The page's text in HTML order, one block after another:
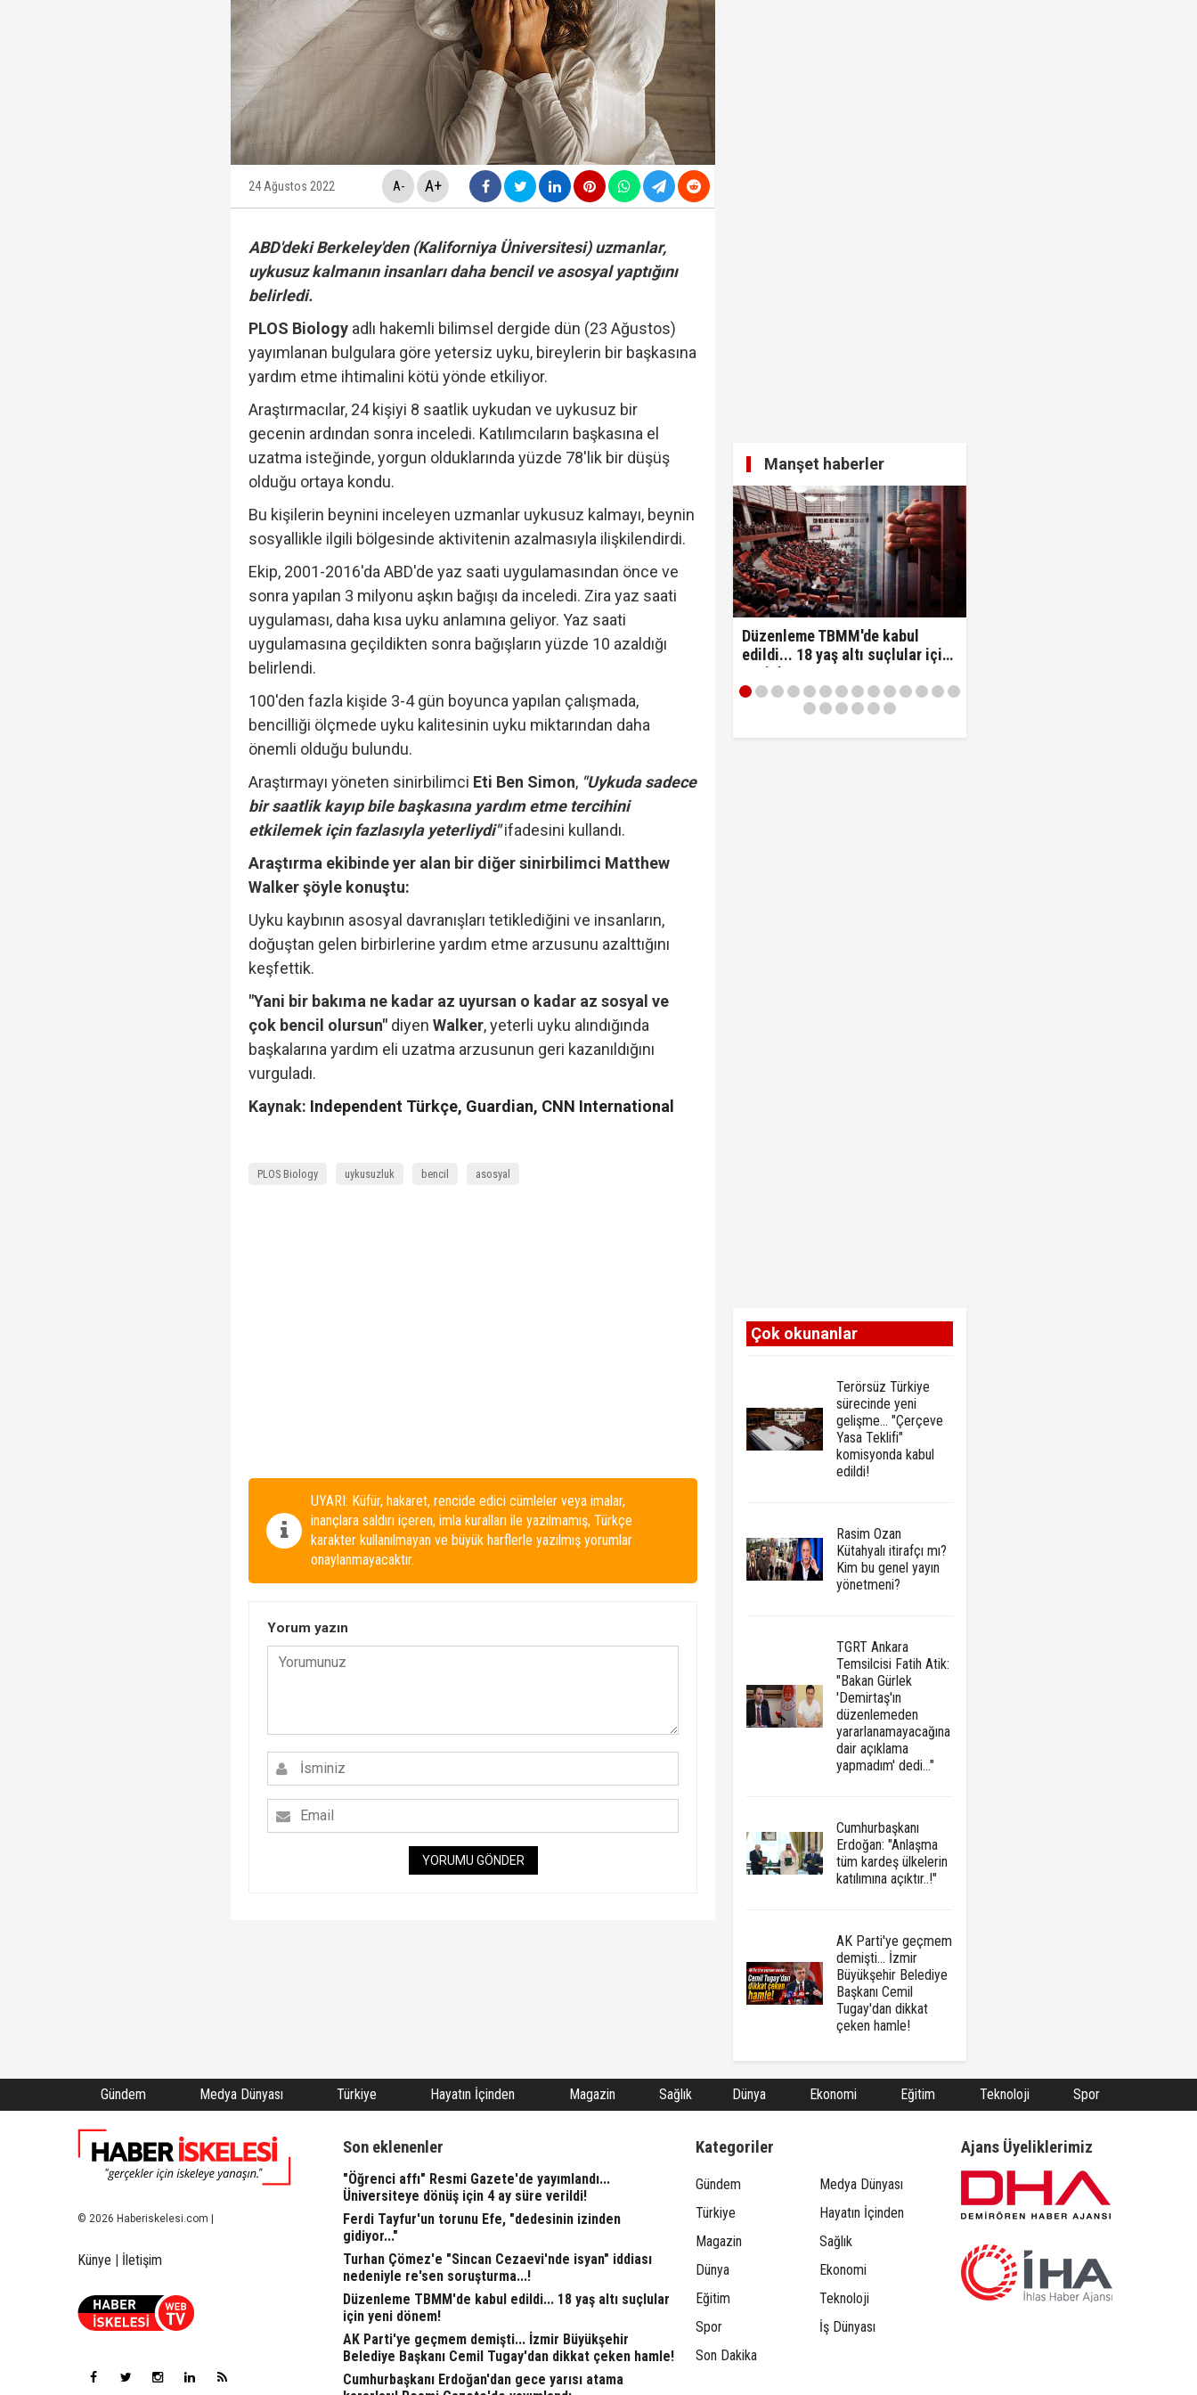
AK Parti'ye geçmem demişti... İzmir Büyükşehir Belediye Başkanı Cemil Tugay'dan dikkat çeken hamle!
Cumhurbaşkanı Erdoğan'dan gece yarısı atama kararları! Resmi Gazete'de yayımlandı…
Rasim Ozan Kütahyalı itirafçı mı? Kim bu genel yayın yönetmeni?
Terörsüz Türkiye sürecinde yeni gelişme... "Çerçeve Yasa Teklifi" komisyonda kabul edildi!
TGRT Ankara Temsilcisi Fatih Atik: "Bakan Gürlek 'Demirtaş'ın düzenlemeden yararlanamayacağına dair açıklama
yapmadım' dedi..."
Cumhurbaşkanı Erdoğan: "Anlaşma tüm kardeş ülkelerin katılımına açıktır..!"
"Öğrenci affı" Resmi Gazete'de yayımlandı... Üniversiteye dönüş için 4 ay süre verildi!
24 Ağustos 2022 A- A+
ABD'deki Berkeley'den (Kaliforniya Üniversitesi) uzmanlar,
uykusuz kalmanın insanları daha bencil ve asosyal yaptığını
belirledi.
PLOS Biology adlı hakemli bilimsel dergide dün (23 Ağustos)
yayımlanan bulgulara göre yetersiz uyku, bireylerin bir başkasına
yardım etme ihtimalini kötü yönde etkiliyor.
Araştırmacılar, 24 kişiyi 8 saatlik uykudan ve uykusuz bir
gecenin ardından sonra inceledi. Katılımcıların başkasına el
uzatma isteğinde, yorgun olduklarında yüzde 78'lik bir düşüş
olduğu ortaya kondu.
Bu kişilerin beynini inceleyen uzmanlar uykusuz kalmayı, beynin
sosyallikle ilgili bölgesinde aktivitenin azalmasıyla ilişkilendirdi.
Ekip, 2001-2016'da ABD'de yaz saati uygulamasından önce ve
sonra yapılan 3 milyonu aşkın bağışı da inceledi. Zira yaz saati
uygulaması, daha kısa uyku anlamına geliyor. Yaz saati
uygulamasına geçildikten sonra bağışların yüzde 10 azaldığı
belirlendi.
100'den fazla kişide 3-4 gün boyunca yapılan çalışmada,
bencilliği ölçmede uyku kalitesinin uyku miktarından daha
önemli olduğu bulundu.
Araştırmayı yöneten sinirbilimci Eti Ben Simon, "Uykuda sadece
bir saatlik kayıp bile başkasına yardım etme tercihini
etkilemek için fazlasıyla yeterliydi"ifadesini kullandı.
Araştırma ekibinde yer alan bir diğer sinirbilimci Matthew
Walker şöyle konuştu:
Uyku kaybının asosyal davranışları tetiklediğini ve insanların,
doğuştan gelen birbirlerine yardım etme arzusunu azalttığını
keşfettik.
"Yani bir bakıma ne kadar az uyursan o kadar az sosyal ve
çok bencil olursun" diyenWalker, yeterli uyku alındığında
başkalarına yardım eli uzatma arzusunun geri kazanıldığını
vurguladı.
Kaynak: Independent Türkçe, Guardian, CNN International
PLOS Biology uykusuzluk bencil asosyal
UYARI: Küfür, hakaret, rencide edici cümleler veya imalar,
inançlara saldırı içeren, imla kuralları ile yazılmamış, Türkçe
karakter kullanılmayan ve büyük harflerle yazılmış yorumlar
onaylanmayacaktır.
Yorum yazın
YORUMU GÖNDER
Manşet haberler
Düzenleme TBMM'de kabul
edildi... 18 yaş altı suçlular için
yeni dönem!
Çok okunanlar
Terörsüz Türkiye
sürecinde yeni
gelişme... "Çerçeve
Yasa Teklifi"
komisyonda kabul
edildi!
Rasim Ozan
Kütahyalı itirafçı mı?
Kim bu genel yayın
yönetmeni?
TGRT Ankara
Temsilcisi Fatih Atik:
"Bakan Gürlek
'Demirtaş'ın
düzenlemeden
yararlanamayacağına
dair açıklama
yapmadım' dedi..."
Cumhurbaşkanı
Erdoğan: "Anlaşma
tüm kardeş ülkelerin
katılımına açıktır..!"
AK Parti'ye geçmem
demişti... İzmir
Büyükşehir Belediye
Başkanı Cemil
Tugay'dan dikkat
çeken hamle!
Gündem Medya Dünyası Türkiye Hayatın İçinden Magazin Sağlık Dünya Ekonomi Eğitim Teknoloji Spor
© 2026 Haberiskelesi.com |
Künye | İletişim
Son eklenenler
"Öğrenci affı" Resmi Gazete'de yayımlandı...
Üniversiteye dönüş için 4 ay süre verildi!
Ferdi Tayfur'un torunu Efe, "dedesinin izinden
gidiyor..."
Turhan Çömez'e "Sincan Cezaevi'nde isyan" iddiası
nedeniyle re'sen soruşturma...!
Düzenleme TBMM'de kabul edildi... 18 yaş altı suçlular
için yeni dönem!
AK Parti'ye geçmem demişti... İzmir Büyükşehir
Belediye Başkanı Cemil Tugay'dan dikkat çeken hamle!
Cumhurbaşkanı Erdoğan'dan gece yarısı atama
Kategoriler
Gündem
Medya Dünyası
Türkiye
Hayatın İçinden
Magazin
Sağlık
Dünya
Ekonomi
Eğitim
Teknoloji
Spor
İş Dünyası
Son Dakika
Ajans Üyeliklerimiz